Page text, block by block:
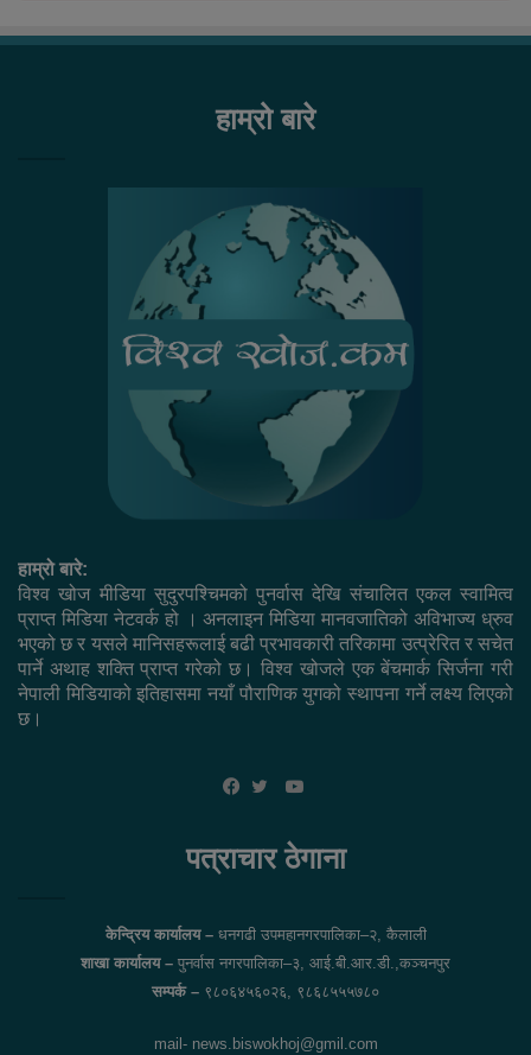
हाम्रो बारे
हाम्रो बारे:
विश्व खोज मीडिया सुदुरपश्चिमको पुनर्वास देखि संचालित एकल स्वामित्व
प्राप्त मिडिया नेटवर्क हो । अनलाइन मिडिया मानवजातिको अविभाज्य ध्रुव
भएको छ र यसले मानिसहरूलाई बढी प्रभावकारी तरिकामा उत्प्रेरित र सचेत
पार्ने अथाह शक्ति प्राप्त गरेको छ। विश्व खोजले एक बेंचमार्क सिर्जना गरी
नेपाली मिडियाको इतिहासमा नयाँ पौराणिक युगको स्थापना गर्ने लक्ष्य लिएको
छ।
YouTube
पत्राचार ठेगाना
केन्द्रिय कार्यालय –धनगढी उपमहानगरपालिका–२, कैलाली
शाखा कार्यालय – पुनर्वास नगरपालिका–३, आई.बी.आर.डी.,कञ्चनपुर
सम्पर्क – ९८०६४५६०२६, ९८६८५५५७८०
mail- news.biswokhoj@gmil.com